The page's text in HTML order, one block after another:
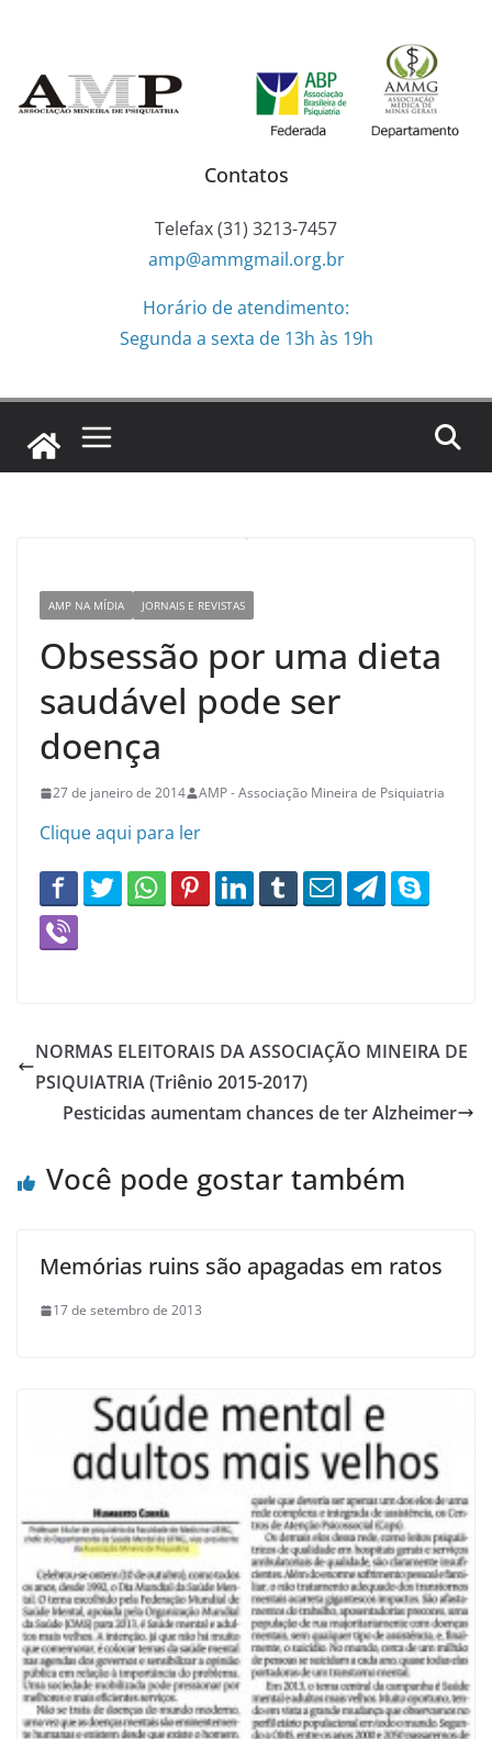
conteúdo
Contatos
Telefax (31) 3213-7457
amp@ammgmail.org.br
Horário de atendimento:
Segunda a sexta de 13h às 19h
AMP NA MÍDIA JORNAIS E REVISTAS
Obsessão por uma dieta
saudável pode ser
doença
27 de janeiro de 2014 AMP - Associação Mineira de Psiquiatria
Clique aqui para ler
NORMAS ELEITORAIS DA ASSOCIAÇÃO MINEIRA DE
PSIQUIATRIA (Triênio 2015-2017)
Pesticidas aumentam chances de ter Alzheimer
Você pode gostar também
Memórias ruins são apagadas em ratos
17 de setembro de 2013